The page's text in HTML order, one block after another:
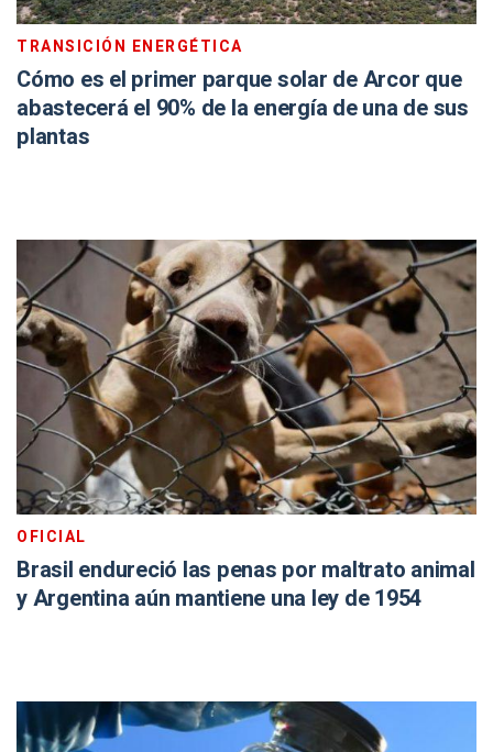
TRANSICIÓN ENERGÉTICA
Cómo es el primer parque solar de Arcor que
abastecerá el 90% de la energía de una de sus
plantas
OFICIAL
Brasil endureció las penas por maltrato animal
y Argentina aún mantiene una ley de 1954